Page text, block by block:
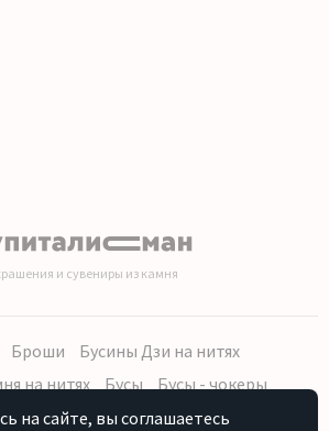
и сувениры из камня
Броши
Бусины Дзи на нитях
на нитях
Бусы
Бусы - чокеры
Наборы (бусы, браслет, серьги)
на сайте, вы соглашаетесь